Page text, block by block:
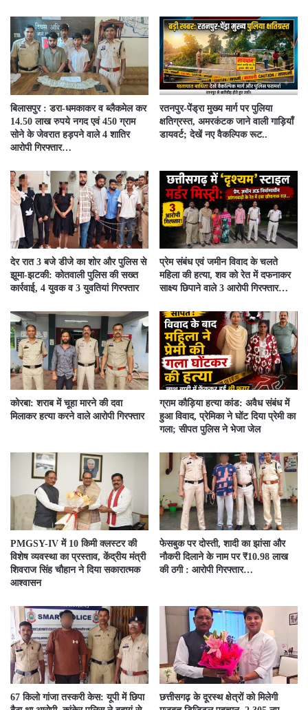
बिलासपुर : डरा-धमकाकर व ब्लैकमेल कर
14.50 लाख रुपये नगद एवं 450 ग्राम
सोने के जेवरात हड़पने वाले 4 शातिर
आरोपी गिरफ्तार…
रतनपुर-पेंड्रा मुख्य मार्ग पर पुलिया
क्षतिग्रस्त, अमरकंटक जाने वाली गाड़ियाँ
डायवर्ट; देखें नए वैकल्पिक रूट..
देर रात 3 बजे डीजे का शोर और पुलिस से
झूमा-झटकी: कोतवाली पुलिस की सख्त
कार्रवाई, 4 युवक व 3 युवतियां गिरफ्तार
प्रेम संबंध एवं जमीन विवाद के चलते
महिला की हत्या, शव को रेत में दफनाकर
साक्ष्य छिपाने वाले 3 आरोपी गिरफ्तार…
कोरबा: शराब में चूहा मारने की दवा
मिलाकर हत्या करने वाले आरोपी गिरफ्तार
ग्राम कौड़िया हत्या कांड: अवैध संबंध में
हुआ विवाद, प्रेमिका ने घोंट दिया प्रेमी का
गला; सीपत पुलिस ने भेजा जेल
PMGSY-IV में 10 किमी क्लस्टर की
विशेष व्यवस्था का प्रस्ताव, केंद्रीय मंत्री
शिवराज सिंह चौहान ने दिया सकारात्मक
आश्वासन
फेसबुक पर दोस्ती, शादी का झांसा और
नौकरी दिलाने के नाम पर ₹10.98 लाख
की ठगी : आरोपी गिरफ्तार…
67 किलो गांजा तस्करी केस: यूपी में छिपा
छत्तीसगढ़ के दूरस्थ क्षेत्रों को मिलेगी